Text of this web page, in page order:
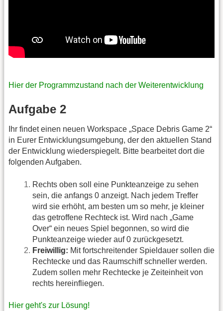
Hier der Programmzustand nach der Weiterentwicklung
Aufgabe 2
Ihr findet einen neuen Workspace „Space Debris Game 2“
in Eurer Entwicklungsumgebung, der den aktuellen Stand
der Entwicklung wiederspiegelt. Bitte bearbeitet dort die
folgenden Aufgaben.
Rechts oben soll eine Punkteanzeige zu sehen
sein, die anfangs 0 anzeigt. Nach jedem Treffer
wird sie erhöht, am besten um so mehr, je kleiner
das getroffene Rechteck ist. Wird nach „Game
Over“ ein neues Spiel begonnen, so wird die
Punkteanzeige wieder auf 0 zurückgesetzt.
Freiwillig: Mit fortschreitender Spieldauer sollen die
Rechtecke und das Raumschiff schneller werden.
Zudem sollen mehr Rechtecke je Zeiteinheit von
rechts hereinfliegen.
Hier geht's zur Lösung!